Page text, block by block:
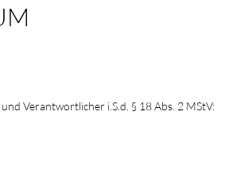
Verantwortlicher i.S.d. § 18 Abs. 2 MStV: